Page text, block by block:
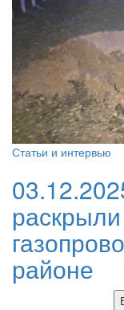
Статьи и интервью
районе